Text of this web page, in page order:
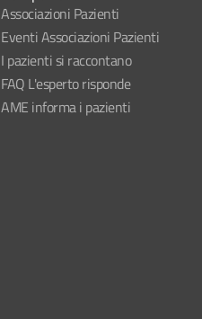
Associazioni Pazienti
Eventi Associazioni Pazienti
I pazienti si raccontano
FAQ L'esperto risponde
AME informa i pazienti